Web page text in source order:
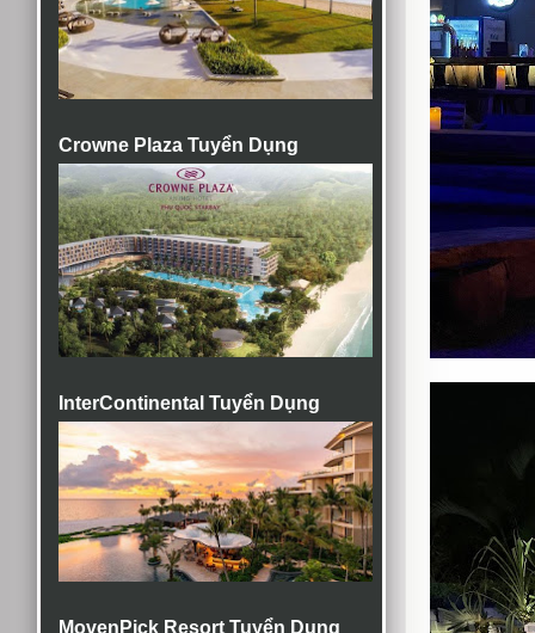
Crowne Plaza Tuyển Dụng
InterContinental Tuyển Dụng
MovenPick Resort Tuyển Dụng